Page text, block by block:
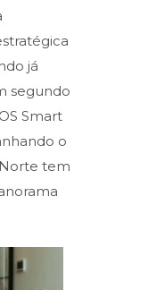
já
segundo
Smart
o
tem